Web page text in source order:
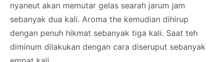
nyaneut akan memutar gelas searah jarum jam
sebanyak dua kali. Aroma the kemudian dihirup
dengan penuh hikmat sebanyak tiga kali. Saat teh
diminum dilakukan dengan cara diseruput sebanyak